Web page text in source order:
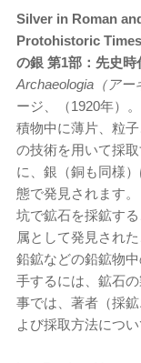
Silver in Roman
Protohistoric
の銀 第1部：先史時
Archaeologia（アー
ージ、（1920年）
積物中に薄片、粒
の技術を用いて採
に、銀（銅も同様
態で発見されます
坑で鉱石を採鉱す
属として発見され
鉛鉱などの鉛鉱物
手するには、鉱石
事では、著者（採
よび採取方法につい